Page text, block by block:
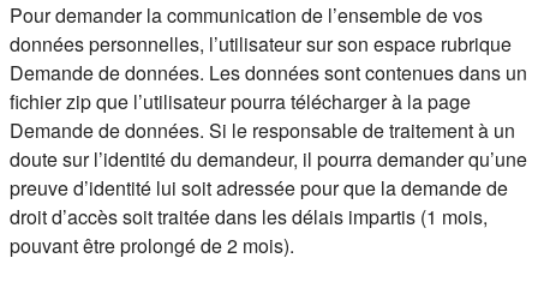
Pour demander la communication de l’ensemble de vos
données personnelles, l’utilisateur sur son espace rubrique
Demande de données. Les données sont contenues dans un
fichier zip que l’utilisateur pourra télécharger à la page
Demande de données. Si le responsable de traitement à un
doute sur l’identité du demandeur, il pourra demander qu’une
preuve d’identité lui soit adressée pour que la demande de
droit d’accès soit traitée dans les délais impartis (1 mois,
pouvant être prolongé de 2 mois).